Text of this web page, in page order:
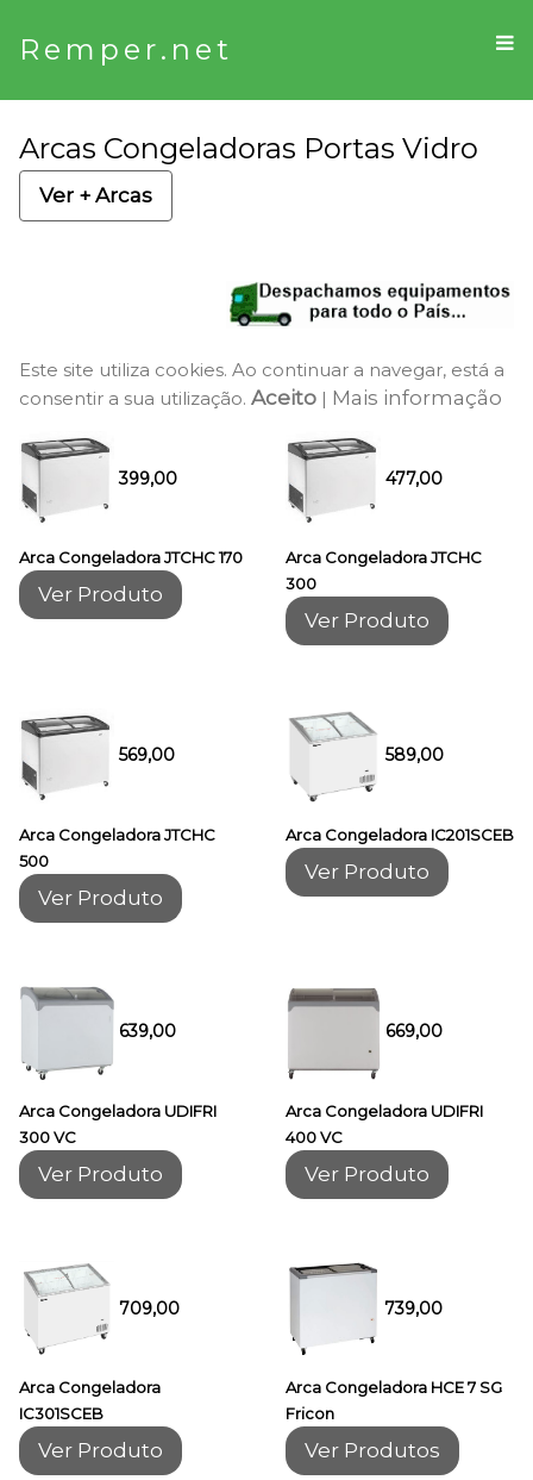
Remper.net
Arcas Congeladoras Portas Vidro
Ver + Arcas
Este site utiliza cookies. Ao continuar a navegar, está a
consentir a sua utilização. Aceito | Mais informação
399,00
Arca Congeladora JTCHC 170
Ver Produto
477,00
Arca Congeladora JTCHC
300
Ver Produto
569,00
Arca Congeladora JTCHC
500
Ver Produto
589,00
Arca Congeladora IC201SCEB
Ver Produto
639,00
Arca Congeladora UDIFRI
300 VC
Ver Produto
669,00
Arca Congeladora UDIFRI
400 VC
Ver Produto
709,00
Arca Congeladora
IC301SCEB
Ver Produto
739,00
Arca Congeladora HCE 7 SG
Fricon
Ver Produtos